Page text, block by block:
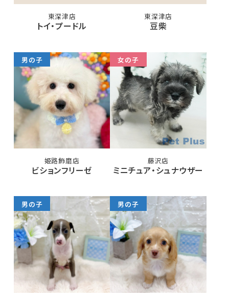
東深津店
トイ・プードル
東深津店
豆柴
男の子
姫路飾磨店
ビションフリーゼ
女の子
藤沢店
ミニチュア・シュナウザー
男の子 男の子